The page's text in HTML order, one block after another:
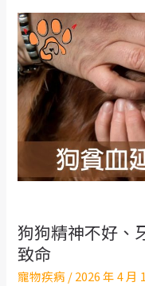
狗狗精神不好、
致命
寵物疾病 /2026 年 4 月